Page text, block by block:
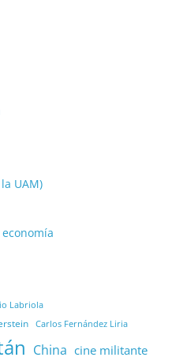
UAM)
Labriola
Carlos Fernández Liria
China cine militante